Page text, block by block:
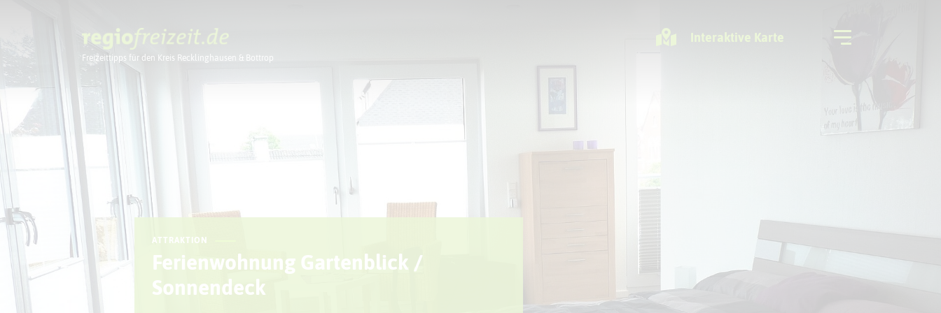
Freizeittipps für den Kreis Recklinghausen & Bottrop
Interaktive Karte
Ausflugstipps Sport + Bewegung
ATTRAKTION
Ferienwohnung Gartenblick /
Sonnendeck